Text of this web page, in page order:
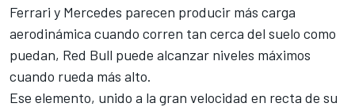
Ferrari y Mercedes parecen producir más carga
aerodinámica cuando corren tan cerca del suelo como
puedan, Red Bull puede alcanzar niveles máximos
cuando rueda más alto.
Ese elemento, unido a la gran velocidad en recta de su